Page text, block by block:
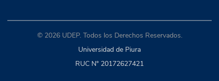
© 2026 UDEP. Todos los Derechos Reservados.
Universidad de Piura
RUC N° 20172627421